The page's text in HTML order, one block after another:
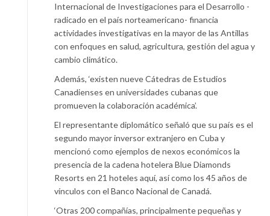
Internacional de Investigaciones para el Desarrollo -
radicado en el país norteamericano- financia
actividades investigativas en la mayor de las Antillas
con enfoques en salud, agricultura, gestión del agua y
cambio climático.
Además, ‘existen nueve Cátedras de Estudios
Canadienses en universidades cubanas que
promueven la colaboración académica’.
El representante diplomático señaló que su país es el
segundo mayor inversor extranjero en Cuba y
mencionó como ejemplos de nexos económicos la
presencia de la cadena hotelera Blue Diamonds
Resorts en 21 hoteles aquí, así como los 45 años de
vínculos con el Banco Nacional de Canadá.
‘Otras 200 compañías, principalmente pequeñas y